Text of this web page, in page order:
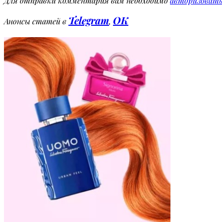
Анонсы статей в Telegram, OK